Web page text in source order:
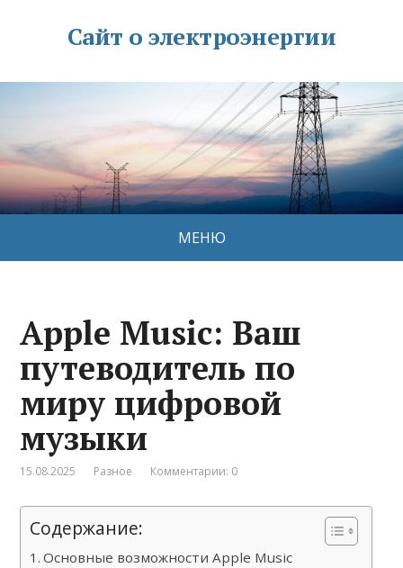
Сайт о электроэнергии
МЕНЮ
Apple Music: Ваш
путеводитель по
миру цифровой
музыки
15.08.2025 Разное Комментарии: 0
Содержание:
Основные возможности Apple Music